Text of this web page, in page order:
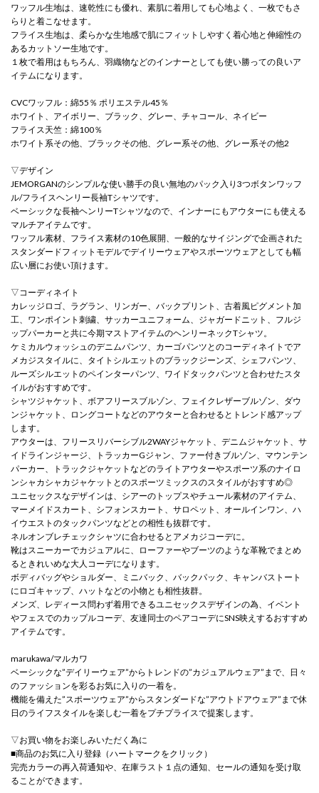
ワッフル生地は、速乾性にも優れ、素肌に着用しても心地よく、一枚でもさ
らりと着こなせます。
フライス生地は、柔らかな生地感で肌にフィットしやすく着心地と伸縮性の
あるカットソー生地です。
１枚で着用はもちろん、羽織物などのインナーとしても使い勝っての良いア
イテムになります。
CVCワッフル：綿55％ ポリエステル45％
ホワイト、アイボリー、ブラック、グレー、チャコール、ネイビー
フライス天竺：綿100％
ホワイト系その他、ブラックその他、グレー系その他、グレー系その他2
▽デザイン
JEMORGANのシンプルな使い勝手の良い無地のパック入り3つボタンワッフ
ル/フライスヘンリー長袖Tシャツです。
ベーシックな長袖ヘンリーTシャツなので、インナーにもアウターにも使える
マルチアイテムです。
ワッフル素材、フライス素材の10色展開、一般的なサイジングで企画された
スタンダードフィットモデルでデイリーウェアやスポーツウェアとしても幅
広い層にお使い頂けます。
▽コーディネイト
カレッジロゴ、ラグラン、リンガー、バックプリント、古着風ピグメント加
工、ワンポイント刺繍、サッカーユニフォーム、ジャガードニット、フルジ
ップパーカーと共に今期マストアイテムのヘンリーネックTシャツ。
ケミカルウォッシュのデニムパンツ、カーゴパンツとのコーディネイトでア
メカジスタイルに、タイトシルエットのブラックジーンズ、シェフパンツ、
ルーズシルエットのペインターパンツ、ワイドタックパンツと合わせたスタ
イルがおすすめです。
シャツジャケット、ボアフリースブルゾン、フェイクレザーブルゾン、ダウ
ンジャケット、ロングコートなどのアウターと合わせるとトレンド感アップ
します。
アウターは、フリースリバーシブル2WAYジャケット、デニムジャケット、サ
イドラインジャージ、トラッカーGジャン、ファー付きブルゾン、マウンテン
パーカー、トラックジャケットなどのライトアウターやスポーツ系のナイロ
ンシャカシャカジャケットとのスポーツミックスのスタイルがおすすめ◎
ユニセックスなデザインは、シアーのトップスやチュール素材のアイテム、
マーメイドスカート、シフォンスカート、サロペット、オールインワン、ハ
イウエストのタックパンツなどとの相性も抜群です。
ネルオンブレチェックシャツに合わせるとアメカジコーデに。
靴はスニーカーでカジュアルに、ローファーやブーツのような革靴でまとめ
るときれいめな大人コーデになります。
ボディバッグやショルダー、ミニバック、バックパック、キャンバストート
にロゴキャップ、ハットなどの小物とも相性抜群。
メンズ、レディース問わず着用できるユニセックスデザインの為、イベント
やフェスでのカップルコーデ、友達同士のペアコーデにSNS映えするおすすめ
アイテムです。
marukawa/マルカワ
ベーシックな”デイリーウェア”からトレンドの”カジュアルウェア”まで、日々
のファッションを彩るお気に入りの一着を。
機能を備えた”スポーツウェア”からスタンダードな”アウトドアウェア”まで休
日のライフスタイルを楽しむ一着をプチプライスで提案します。
▽お買い物をお楽しみいただく為に
■商品のお気に入り登録（ハートマークをクリック）
完売カラーの再入荷通知や、在庫ラスト１点の通知、セールの通知を受け取
ることができます。